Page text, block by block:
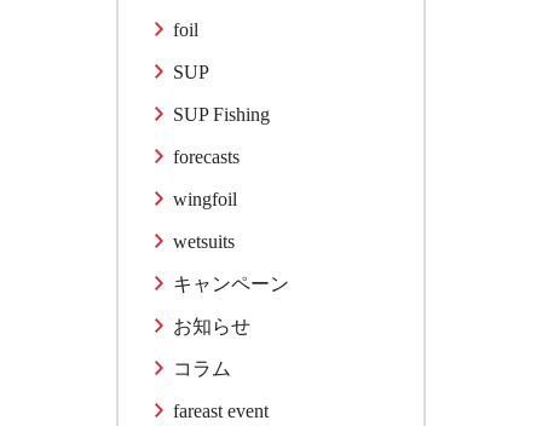
foil
SUP
SUP Fishing
forecasts
wingfoil
wetsuits
キャンペーン
お知らせ
コラム
fareast event